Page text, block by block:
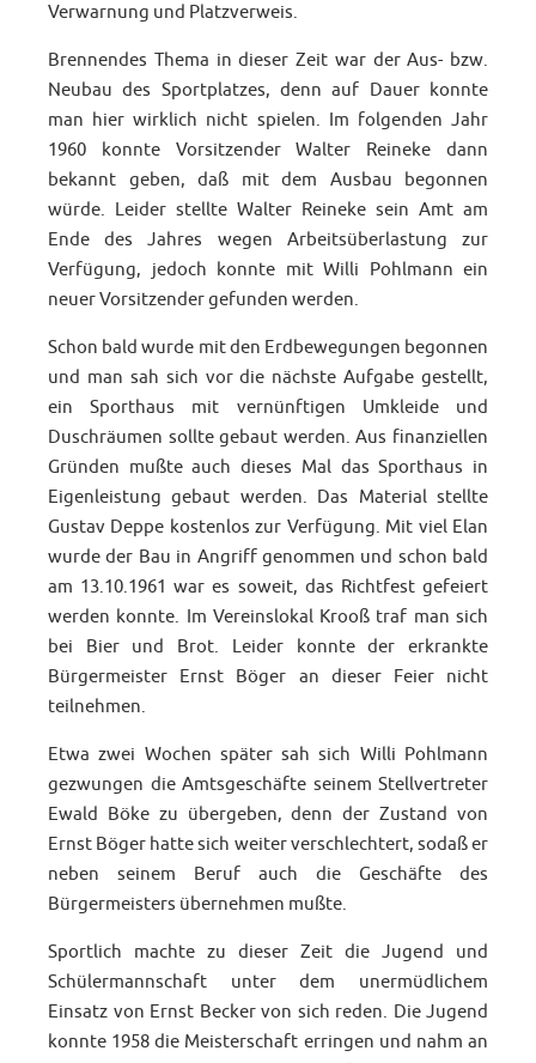
Verwarnung und Platzverweis.
Brennendes Thema in dieser Zeit war der Aus- bzw.
Neubau des Sportplatzes, denn auf Dauer konnte
man hier wirklich nicht spielen. Im folgenden Jahr
1960 konnte Vorsitzender Walter Reineke dann
bekannt geben, daß mit dem Ausbau begonnen
würde. Leider stellte Walter Reineke sein Amt am
Ende des Jahres wegen Arbeitsüberlastung zur
Verfügung, jedoch konnte mit Willi Pohlmann ein
neuer Vorsitzender gefunden werden.
Schon bald wurde mit den Erdbewegungen begonnen
und man sah sich vor die nächste Aufgabe gestellt,
ein Sporthaus mit vernünftigen Umkleide und
Duschräumen sollte gebaut werden. Aus finanziellen
Gründen mußte auch dieses Mal das Sporthaus in
Eigenleistung gebaut werden. Das Material stellte
Gustav Deppe kostenlos zur Verfügung. Mit viel Elan
wurde der Bau in Angriff genommen und schon bald
am 13.10.1961 war es soweit, das Richtfest gefeiert
werden konnte. Im Vereinslokal Krooß traf man sich
bei Bier und Brot. Leider konnte der erkrankte
Bürgermeister Ernst Böger an dieser Feier nicht
teilnehmen.
Etwa zwei Wochen später sah sich Willi Pohlmann
gezwungen die Amtsgeschäfte seinem Stellvertreter
Ewald Böke zu übergeben, denn der Zustand von
Ernst Böger hatte sich weiter verschlechtert, sodaß er
neben seinem Beruf auch die Geschäfte des
Bürgermeisters übernehmen mußte.
Sportlich machte zu dieser Zeit die Jugend und
Schülermannschaft unter dem unermüdlichem
Einsatz von Ernst Becker von sich reden. Die Jugend
konnte 1958 die Meisterschaft erringen und nahm an